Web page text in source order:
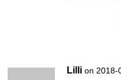
Lilli on 2018-